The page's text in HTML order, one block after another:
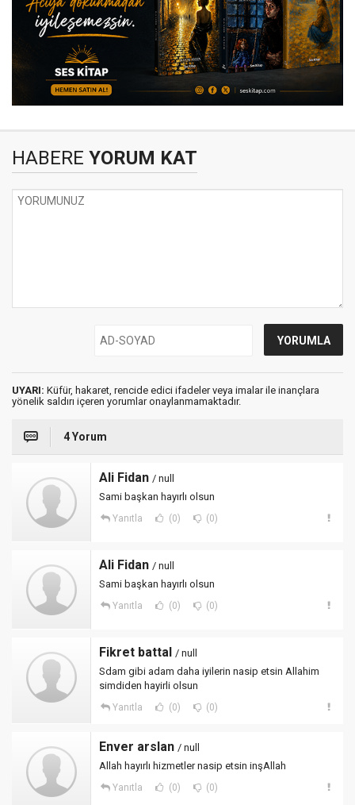
HABERE YORUM KAT
UYARI: Küfür, hakaret, rencide edici ifadeler veya imalar ile inançlara
yönelik saldırı içeren yorumlar onaylanmamaktadır.
4 Yorum
Ali Fidan / null
Sami başkan hayırlı olsun
Yanıtla (0) (0)
Ali Fidan / null
Sami başkan hayırlı olsun
Yanıtla (0) (0)
Fikret battal / null
Sdam gibi adam daha iyilerin nasip etsin Allahim
simdiden hayirli olsun
Yanıtla (0) (0)
Enver arslan / null
Allah hayırlı hizmetler nasip etsin inşAllah
Yanıtla (0) (0)